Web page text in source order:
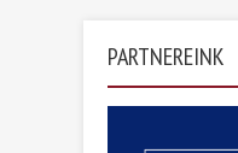
PARTNEREINK